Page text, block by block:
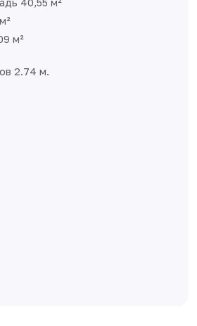
Отдельная спальня
Есть место для организации мест
хранения
для стиральной машины